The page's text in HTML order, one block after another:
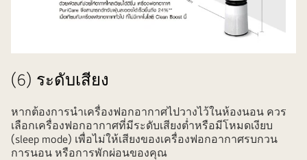
(6) ระดับเสียง
หากต้องการนำเครื่องฟอกอากาศไปวางไว้ในห้องนอน ควร
เลือกเครื่องฟอกอากาศที่มีระดับเสียงต่ำหรือมีโหมดเงียบ
(sleep mode) เพื่อไม่ให้เสียงของเครื่องฟอกอากาศรบกวน
การนอน หรือการพักผ่อนของคุณ